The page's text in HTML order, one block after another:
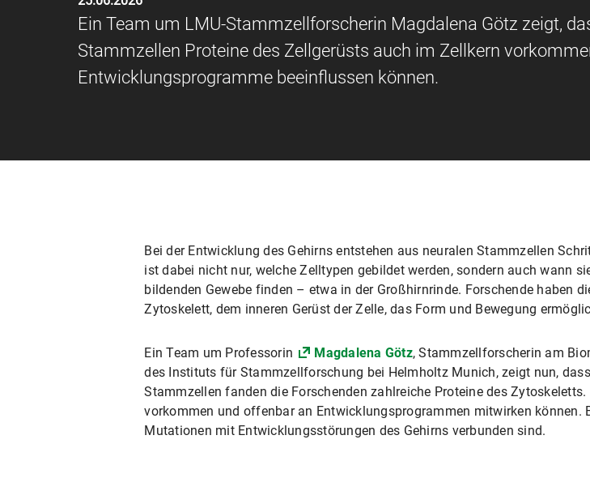
Ein Team um LMU-Stammzellforscherin Magdalena Götz zeigt,
Stammzellen Proteine des Zellgerüsts auch im Zellkern
Entwicklungsprogramme beeinflussen können.
Bei der Entwicklung des Gehirns entstehen aus neuralen Stammzellen
ist dabei nicht nur, welche Zelltypen gebildet werden, sondern auch wann
bildenden Gewebe finden – etwa in der Großhirnrinde. Forschende haben
Zytoskelett, dem inneren Gerüst der Zelle, das Form und Bewegung
Ein Team um Professorin Magdalena Götz, Stammzellforscherin am
des Instituts für Stammzellforschung bei Helmholtz Munich, zeigt nun,
Stammzellen fanden die Forschenden zahlreiche Proteine des
vorkommen und offenbar an Entwicklungsprogrammen mitwirken können.
Mutationen mit Entwicklungsstörungen des Gehirns verbunden sind.